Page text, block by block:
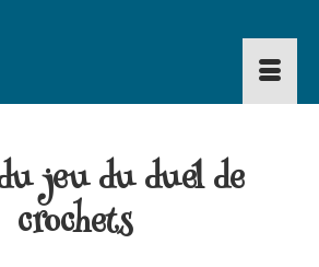
jeu du duel de
crochets